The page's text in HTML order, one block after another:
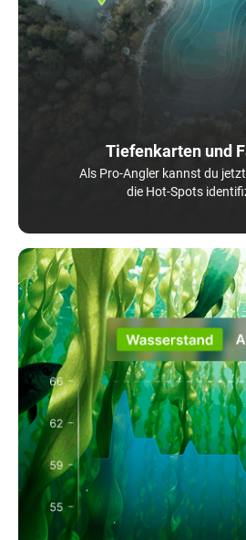
Tiefenkarten und
Als Pro-Angler kannst du
die Hot-Spots